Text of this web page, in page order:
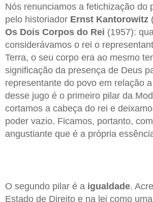
Nós renunciamos a fetichização do
pelo historiador Ernst Kantorowitz
Os Dois Corpos do Rei (1957):
considerávamos o rei o
Terra, o seu corpo era ao mesmo
significação da presença de Deus
representante do povo em relação
desse jugo é o primeiro pilar da
cortamos a cabeça do rei e
poder vazio. Ficamos, portanto,
angustiante que é a própria
O segundo pilar é a igualdade.
Estado de Direito e na lei como